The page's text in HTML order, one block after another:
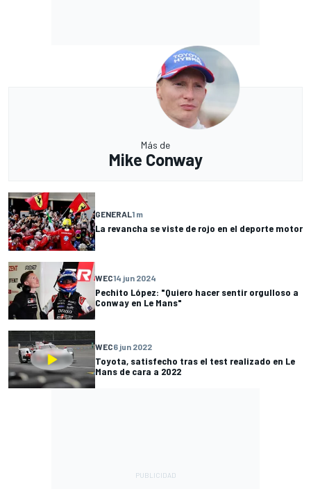
Más de
Mike Conway
GENERAL1 m
La revancha se viste de rojo en el deporte motor
WEC14 jun 2024
Pechito López: "Quiero hacer sentir orgulloso a
Conway en Le Mans"
WEC6 jun 2022
Toyota, satisfecho tras el test realizado en Le
Mans de cara a 2022